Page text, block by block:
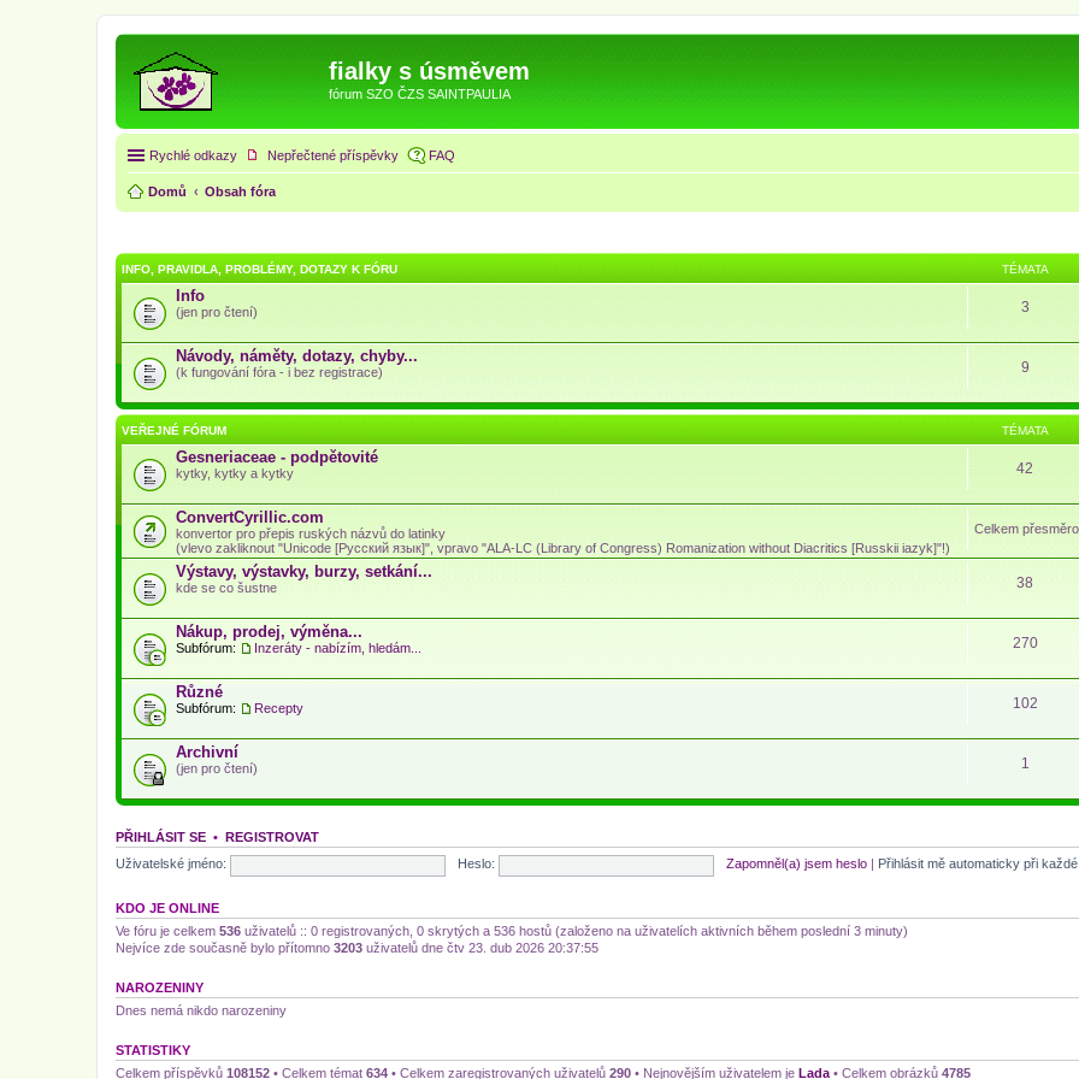
fialky s úsměvem
fórum SZO ČZS SAINTPAULIA
Rychlé odkazy Nepřečtené příspěvky FAQ
Domů Obsah fóra
INFO, PRAVIDLA, PROBLÉMY, DOTAZY K FÓRU TÉMATA
Info
(jen pro čtení) 3
Návody, náměty, dotazy, chyby...
(k fungování fóra - i bez registrace) 9
VEŘEJNÉ FÓRUM TÉMATA
Gesneriaceae - podpětovité
kytky, kytky a kytky 42
ConvertCyrillic.com
konvertor pro přepis ruských názvů do latinky
(vlevo zakliknout "Unicode [Русский язык]", vpravo "ALA-LC (Library of Congress) Romanization without Diacritics [Russkii iazyk]"!)
Celkem
Výstavy, výstavky, burzy, setkání...
kde se co šustne 38
Nákup, prodej, výměna...
Subfórum: Inzeráty - nabízím, hledám... 270
Různé
Subfórum: Recepty 102
Archivní
(jen pro čtení) 1
PŘIHLÁSIT SE • REGISTROVAT
Uživatelské jméno:
Heslo: Zapomněl(a) jsem heslo Přihlásit mě automaticky při
KDO JE ONLINE
Ve fóru je celkem 536 uživatelů :: 0 registrovaných, 0 skrytých a 536 hostů (založeno na uživatelích aktivních během poslední 3 minuty)
Nejvíce zde současně bylo přítomno 3203 uživatelů dne čtv 23. dub 2026 20:37:55
NAROZENINY
Dnes nemá nikdo narozeniny
STATISTIKY
Celkem příspěvků 108152 • Celkem témat 634 • Celkem zaregistrovaných uživatelů 290 • Nejnovějším uživatelem je Lada • Celkem obrázků 4785